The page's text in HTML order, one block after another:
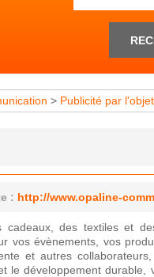
> Publicité par l'objet
: http://www.opaline-
cadeaux, des textiles et
vos évènements, vos
et autres
le développement durable,